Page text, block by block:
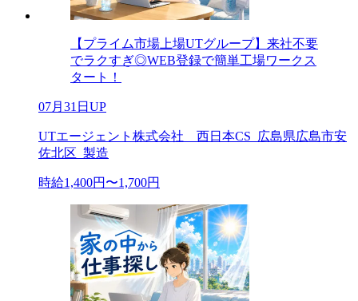
【プライム市場上場UTグループ】来社不要
でラクすぎ◎WEB登録で簡単工場ワークス
タート！
07月31日UP
UTエージェント株式会社 西日本CS_広島県広島市安
佐北区_製造
時給1,400円〜1,700円